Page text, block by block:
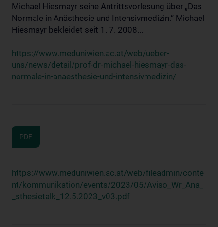
Michael Hiesmayr seine Antrittsvorlesung über „Das
Normale in Anästhesie und Intensivmedizin.“ Michael
Hiesmayr bekleidet seit 1. 7. 2008...
https://www.meduniwien.ac.at/web/ueber-
uns/news/detail/prof-dr-michael-hiesmayr-das-
normale-in-anaesthesie-und-intensivmedizin/
PDF
https://www.meduniwien.ac.at/web/fileadmin/conte
nt/kommunikation/events/2023/05/Aviso_Wr_Ana_
_sthesietalk_12.5.2023_v03.pdf